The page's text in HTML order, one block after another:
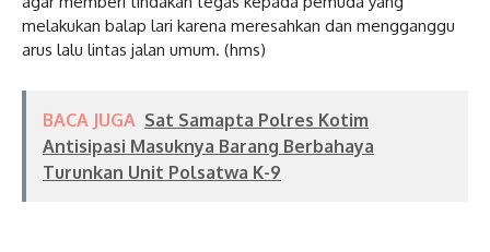
melakukan balap lari karena meresahkan dan mengganggu
arus lalu lintas jalan umum. (hms)
BACA JUGA Sat Samapta Polres Kotim
Antisipasi Masuknya Barang Berbahaya
Turunkan Unit Polsatwa K-9